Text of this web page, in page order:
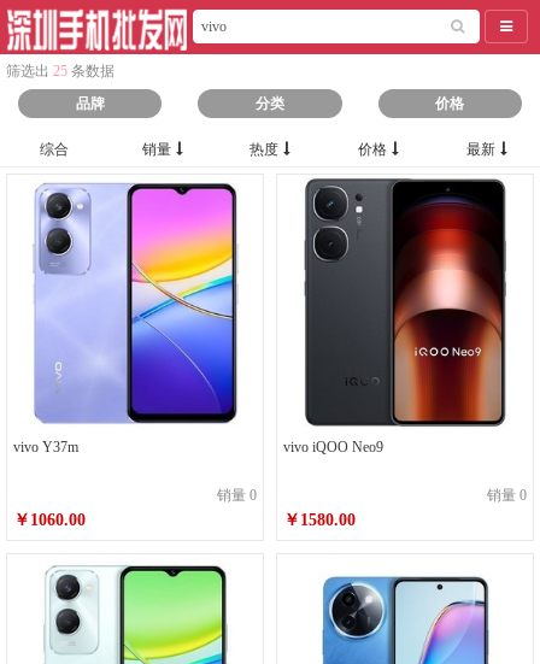
导航
筛选出 25 条数据
品牌
分类 价格
综合 销量 热度 价格 最新
vivo Y37m
销量 0
￥1060.00
vivo iQOO Neo9
销量 0
￥1580.00